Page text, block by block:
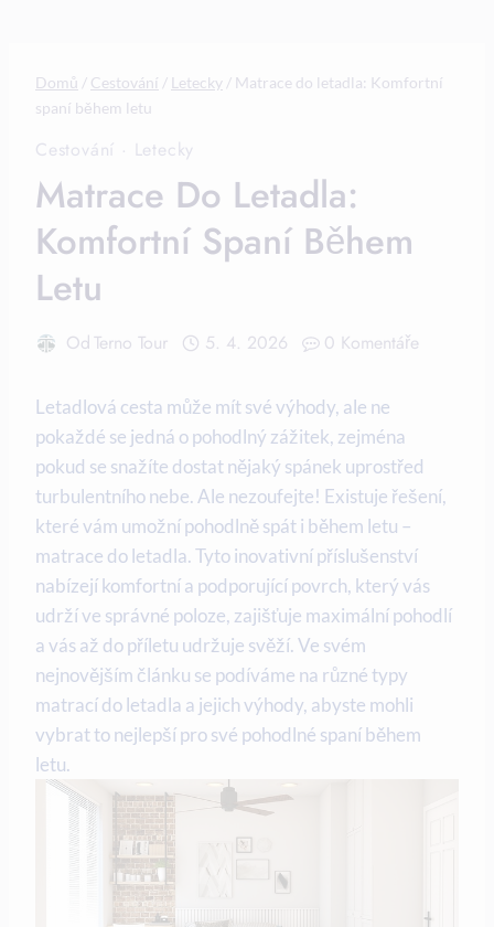
Domů / Cestování / Letecky / Matrace do letadla: Komfortní
spaní během letu
Cestování · Letecky
Matrace Do Letadla:
Komfortní Spaní Během
Letu
OdTerno Tour 5. 4. 2026 0 Komentáře
Letadlová cesta může mít své výhody, ale ne
pokaždé se jedná o pohodlný zážitek, zejména
pokud se snažíte dostat nějaký spánek uprostřed
turbulentního nebe. Ale nezoufejte! Existuje řešení,
které vám umožní pohodlně spát i během letu –
matrace do letadla. Tyto inovativní příslušenství
nabízejí komfortní a podporující povrch, který vás
udrží ve správné poloze, zajišťuje maximální pohodlí
a vás až do příletu udržuje svěží. Ve svém
nejnovějším článku se podíváme na různé typy
matrací do letadla a jejich výhody, abyste mohli
vybrat to nejlepší pro své pohodlné spaní během
letu.